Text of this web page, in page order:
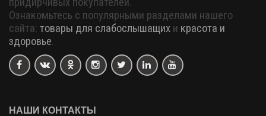
Ознакомьтесь с популярными разделами нашего
сайта: товары для слабослышащих и красота и
здоровье.
НАШИ КОНТАКТЫ